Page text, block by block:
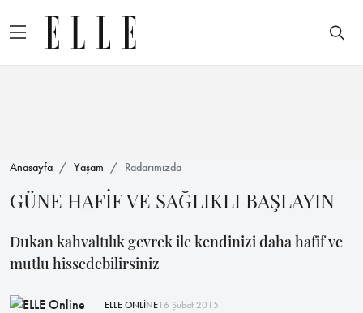
Anasayfa Yaşam Radarımızda
GÜNE HAFİF VE SAĞLIKLI BAŞLAYIN
Dukan kahvaltılık gevrek ile kendinizi daha hafif ve
mutlu hissedebilirsiniz
ELLE ONLİNE16 Şubat 2015